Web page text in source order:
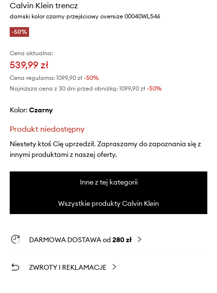
Calvin Klein trencz
damski kolor czarny przejściowy oversize 00040WL546
-50%
Cena aktualna:
539,99 zł
Cena regularna: 1099,90 zł -50%
Najniższa cena z 30 dni przed obniżką: 1099,90 zł -50%
Kolor: czarny
Produkt niedostępny
Niestety ktoś Cię uprzedził. Zapraszamy do zapoznania się z
innymi produktami z naszej oferty.
Inne z tej kategorii
Wszystkie produkty Calvin Klein
DARMOWA DOSTAWA od 280 zł
ZWROTY I REKLAMACJE